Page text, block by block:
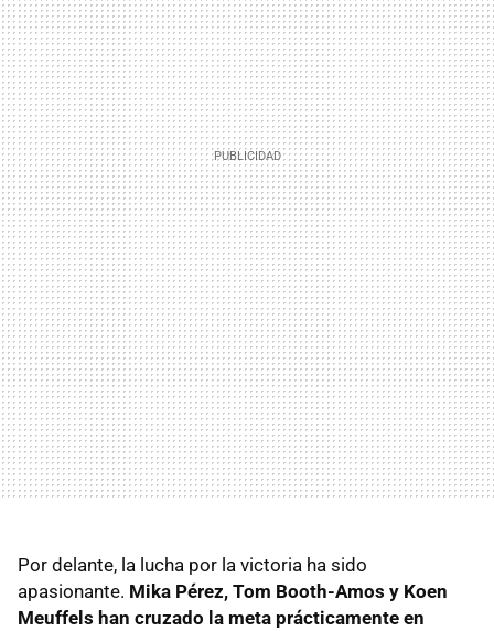
Por delante, la lucha por la victoria ha sido
apasionante. Mika Pérez, Tom Booth-Amos y Koen
Meuffels han cruzado la meta prácticamente en